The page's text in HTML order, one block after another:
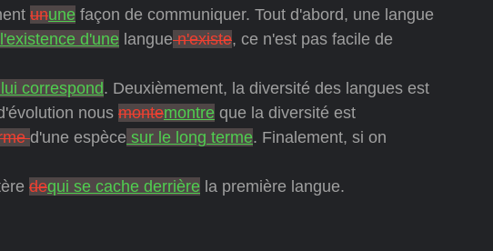
unune façon de communiquer. Tout d'abord, une langue
l'existence d'une languen'existe, ce n'est pas facile de
correspond. Deuxièmement, la diversité des langues est
nous montemontre que la diversité est
d'une espèce sur le long terme. Finalement, si on
dequi se cache derrière la première langue.